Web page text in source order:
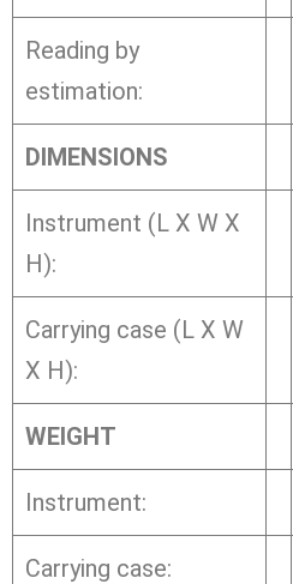
Reading by
estimation:
DIMENSIONS
Instrument (L X W X
H):
Carrying case (L X W
X H):
WEIGHT
Instrument:
Carrying case: